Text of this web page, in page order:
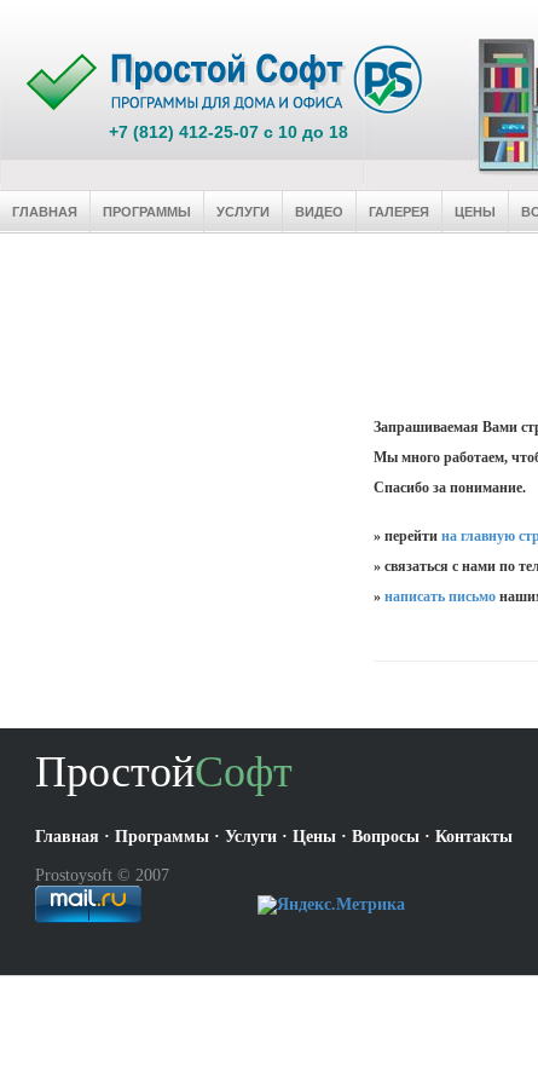
+7 (812) 412-25-07 c 10 до 18
ГЛАВНАЯ ПРОГРАММЫ УСЛУГИ ВИДЕО ГАЛЕРЕЯ ЦЕНЫ
Запрашиваемая Вами
Мы много работаем,
Спасибо за понимание.
» перейти на главную
» связаться с нами по
» написать письмо
ПростойСофт
Главная · Программы · Услуги · Цены · Вопросы · Контакты
Prostoysoft © 2007